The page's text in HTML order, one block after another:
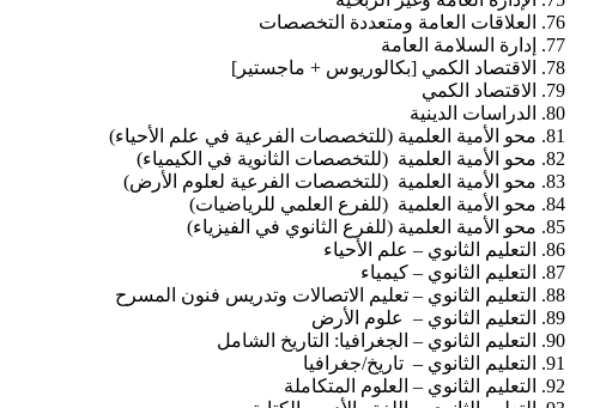
العلاقات العامة ومتعددة التخصصات
إدارة السلامة العامة
الاقتصاد الكمي [بكالوريوس + ماجستير]
الاقتصاد الكمي
الدراسات الدينية
محو الأمية العلمية (للتخصصات الفرعية في علم الأحياء)
محو الأمية العلمية (للتخصصات الثانوية في الكيمياء)
محو الأمية العلمية (للتخصصات الفرعية لعلوم الأرض)
محو الأمية العلمية (للفرع العلمي للرياضيات)
محو الأمية العلمية (للفرع الثانوي في الفيزياء)
التعليم الثانوي – علم الأحياء
التعليم الثانوي – كيمياء
التعليم الثانوي – تعليم الاتصالات وتدريس فنون المسرح
التعليم الثانوي – علوم الأرض
التعليم الثانوي – الجغرافيا: التاريخ الشامل
التعليم الثانوي – تاريخ/جغرافيا
التعليم الثانوي – العلوم المتكاملة